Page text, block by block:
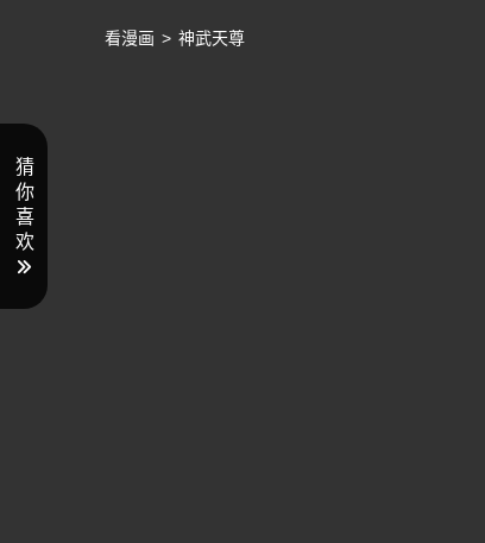
看漫画 > 神武天尊
猜
你
喜
欢